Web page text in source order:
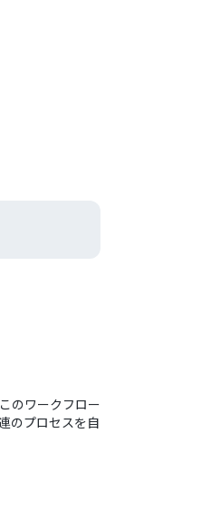
のワークフロー
のプロセスを自